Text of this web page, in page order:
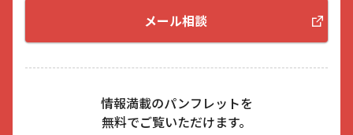
メール相談
情報満載のパンフレットを
無料でご覧いただけます。